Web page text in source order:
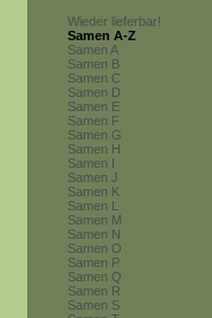
Wieder lieferbar!
Samen A-Z
Samen A
Samen B
Samen C
Samen D
Samen E
Samen F
Samen G
Samen H
Samen I
Samen J
Samen K
Samen L
Samen M
Samen N
Samen O
Samen P
Samen Q
Samen R
Samen S